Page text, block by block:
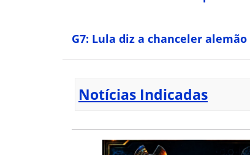
G7: Lula diz a chanceler
Notícias Indicadas